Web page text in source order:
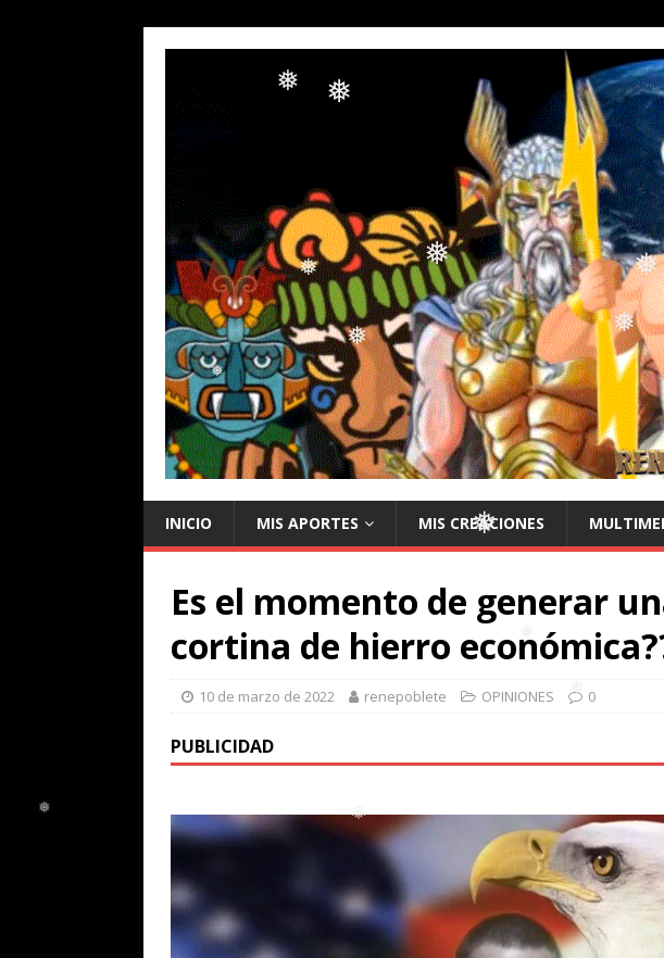
❅ ❅
❅
❅
❅
❅
❅
❅
INICIO MIS APORTES MIS CREACIONES
Es el momento de generar
cortina de hierro
10 de marzo de 2022 renepoblete OPINIONES 0
PUBLICIDAD